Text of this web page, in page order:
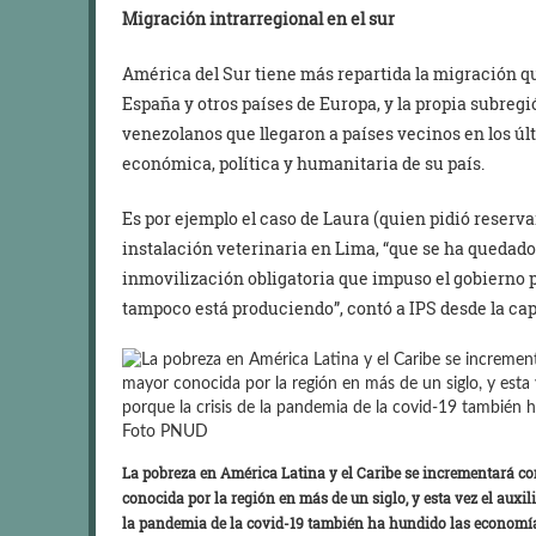
Migración intrarregional en el sur
América del Sur tiene más repartida la migración
España y otros países de Europa, y la propia
venezolanos que llegaron a países vecinos en los
económica, política y humanitaria de su país.
Es por ejemplo el caso de Laura (quien pidió
instalación veterinaria en Lima, “que se ha
inmovilización obligatoria que impuso el gobierno
tampoco está produciendo”, contó a IPS desde la
La pobreza en América Latina y el Caribe se incrementará
conocida por la región en más de un siglo, y esta vez el
la pandemia de la covid-19 también ha hundido las